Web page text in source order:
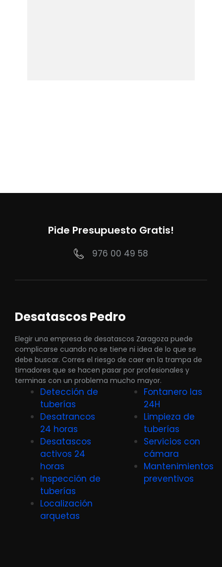
Pide Presupuesto Gratis!
976 00 49 58
Desatascos Pedro
Elegir una empresa de desatascos Zaragoza puede
complicarse cuando no se tiene ni idea de lo que se
debe buscar. Corres el riesgo de caer en la trampa de
timadores que se hacen pasar por profesionales y
terminas con un problema mucho mayor.
Detección de
tuberías
Desatrancos
24 horas
Desatascos
activos 24
horas
Inspección de
tuberías
Localización
arquetas
Fontanero las
24H
Limpieza de
tuberías
Servicios con
cámara
Mantenimientos
preventivos